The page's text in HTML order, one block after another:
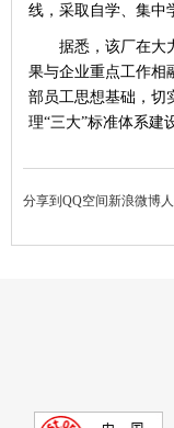
线，采取自学、集中
据悉，该厂在大
果与企业重点工作相
部员工思想基础，切
理“三大”标准体系建
分享到 QQ空间新浪微博